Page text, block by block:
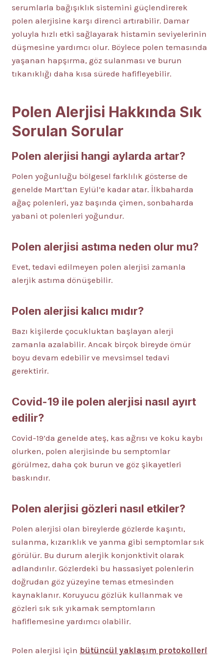
serumlarla bağışıklık sistemini güçlendirerek
polen alerjisine karşı direnci artırabilir. Damar
yoluyla hızlı etki sağlayarak histamin seviyelerinin
düşmesine yardımcı olur. Böylece polen temasında
yaşanan hapşırma, göz sulanması ve burun
tıkanıklığı daha kısa sürede hafifleyebilir.
Polen Alerjisi Hakkında Sık
Sorulan Sorular
Polen alerjisi hangi aylarda artar?
Polen yoğunluğu bölgesel farklılık gösterse de
genelde Mart’tan Eylül’e kadar atar. İlkbaharda
ağaç polenleri, yaz başında çimen, sonbaharda
yabani ot polenleri yoğundur.
Polen alerjisi astıma neden olur mu?
Evet, tedavi edilmeyen polen alerjisi zamanla
alerjik astıma dönüşebilir.
Polen alerjisi kalıcı mıdır?
Bazı kişilerde çocukluktan başlayan alerji
zamanla azalabilir. Ancak birçok bireyde ömür
boyu devam edebilir ve mevsimsel tedavi
gerektirir.
Covid-19 ile polen alerjisi nasıl ayırt
edilir?
Covid-19’da genelde ateş, kas ağrısı ve koku kaybı
olurken, polen alerjisinde bu semptomlar
görülmez, daha çok burun ve göz şikayetleri
baskındır.
Polen alerjisi gözleri nasıl etkiler?
Polen alerjisi olan bireylerde gözlerde kaşıntı,
sulanma, kızarıklık ve yanma gibi semptomlar sık
görülür. Bu durum alerjik konjonktivit olarak
adlandırılır. Gözlerdeki bu hassasiyet polenlerin
doğrudan göz yüzeyine temas etmesinden
kaynaklanır. Koruyucu gözlük kullanmak ve
gözleri sık sık yıkamak semptomların
hafiflemesine yardımcı olabilir.
Polen alerjisi için bütüncül yaklaşım protokolleri